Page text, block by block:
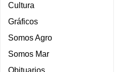
Cultura
Gráficos
Somos Agro
Somos Mar
Obituarios